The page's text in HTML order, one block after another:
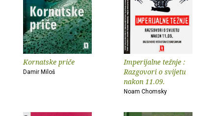
Kornatske priče
Damir Miloš
Imperijalne težnje :
Razgovori o svijetu
nakon 11.09.
Noam Chomsky